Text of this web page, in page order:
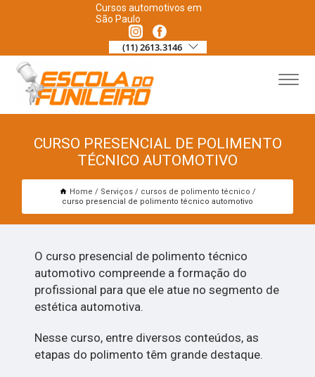
Cursos automotivos em
São Paulo
(11) 2613.3146
CURSO PRESENCIAL DE POLIMENTO
TÉCNICO AUTOMOTIVO
Home Serviços
cursos de polimento técnico
curso presencial de polimento técnico automotivo
O curso presencial de polimento técnico
automotivo compreende a formação do
profissional para que ele atue no segmento de
estética automotiva.
Nesse curso, entre diversos conteúdos, as
etapas do polimento têm grande destaque.